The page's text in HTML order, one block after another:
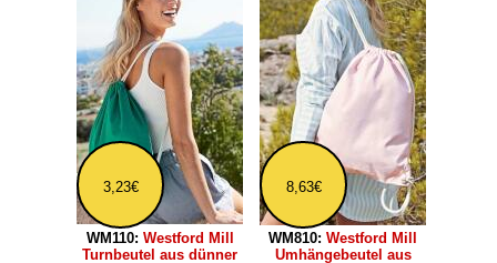
3,23€
WM110: Westford Mill
Turnbeutel aus dünner
8,63€
WM810: Westford Mill
Umhängebeutel aus